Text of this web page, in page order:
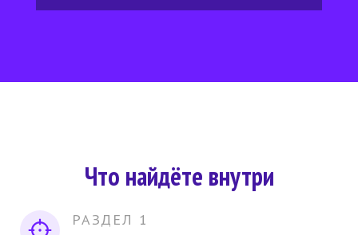
Что найдёте внутри
РАЗДЕЛ 1